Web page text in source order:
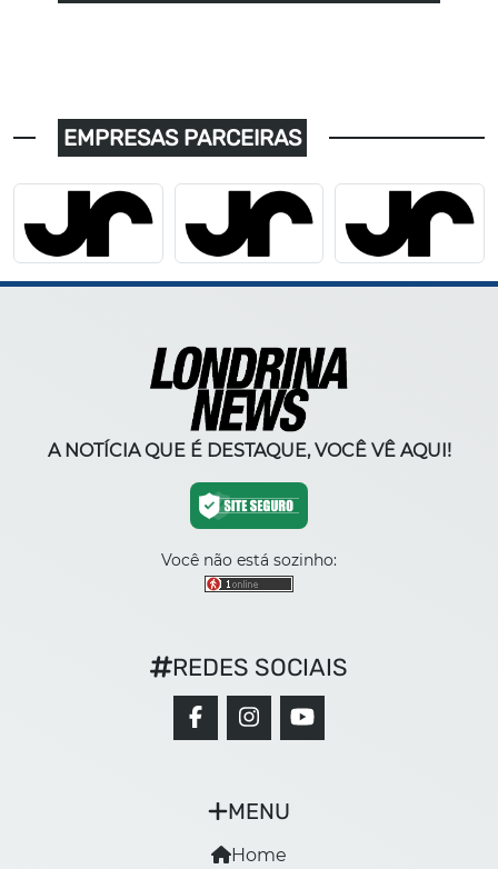
EMPRESAS PARCEIRAS
A NOTÍCIA QUE É DESTAQUE, VOCÊ VÊ AQUI!
Você não está sozinho:
MENU
Home
REDES SOCIAIS